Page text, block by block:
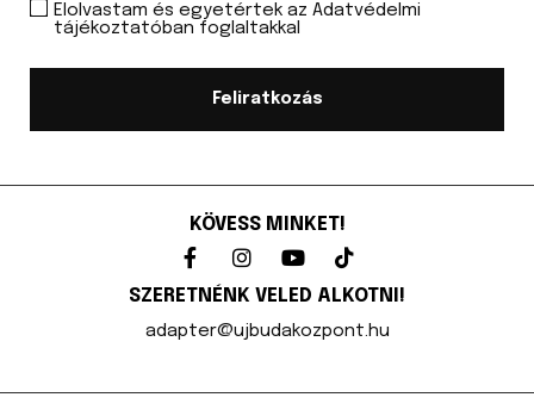
Elolvastam és egyetértek az Adatvédelmi
tájékoztatóban foglaltakkal
Feliratkozás
KÖVESS MINKET!
SZERETNÉNK VELED ALKOTNI!
adapter@ujbudakozpont.hu